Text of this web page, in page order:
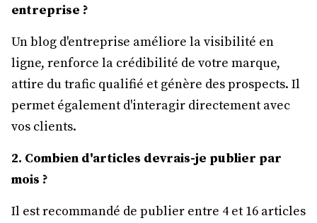
entreprise ?
Un blog d'entreprise améliore la visibilité en
ligne, renforce la crédibilité de votre marque,
attire du trafic qualifié et génère des prospects. Il
permet également d'interagir directement avec
vos clients.
2. Combien d'articles devrais-je publier par
mois ?
Il est recommandé de publier entre 4 et 16 articles